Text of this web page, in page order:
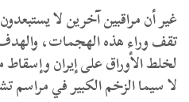
غير أن مراقبين آخرين لا
تقف وراء هذه الهجمات،
لخلط الأوراق على إيران
لا سيما الزخم الكبير في مراسم